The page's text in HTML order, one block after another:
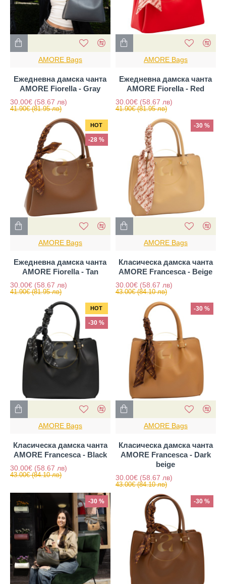
AMORE Bags
Ежедневна дамска чанта
AMORE Fiorella - Gray
30.00€ (58.67 лв)
41.90€(81.95 лв)
AMORE Bags
Ежедневна дамска чанта
AMORE Fiorella - Red
30.00€ (58.67 лв)
41.90€(81.95 лв)
HOT
-28 %
AMORE Bags
Ежедневна дамска чанта
AMORE Fiorella - Tan
30.00€ (58.67 лв)
41.90€(81.95 лв)
-30 %
AMORE Bags
Класическа дамска чанта
AMORE Francesca - Beige
30.00€ (58.67 лв)
43.00€(84.10 лв)
HOT
-30 %
AMORE Bags
Класическа дамска чанта
AMORE Francesca - Black
30.00€ (58.67 лв)
43.00€(84.10 лв)
-30 %
AMORE Bags
Класическа дамска чанта
AMORE Francesca - Dark
beige
30.00€ (58.67 лв)
43.00€(84.10 лв)
-30 % -30 %